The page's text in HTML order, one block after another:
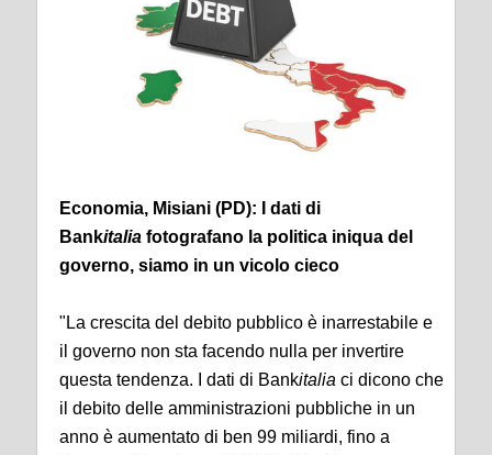
Economia, Misiani (PD): I dati di
Bankitalia fotografano la politica iniqua del
governo, siamo in un vicolo cieco
"La crescita del debito pubblico è inarrestabile e
il governo non sta facendo nulla per invertire
questa tendenza. I dati di Bankitalia ci dicono che
il debito delle amministrazioni pubbliche in un
anno è aumentato di ben 99 miliardi, fino a